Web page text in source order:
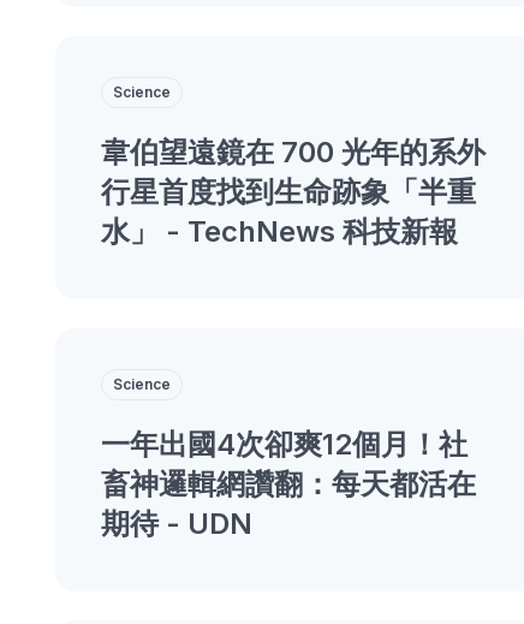
Science
韋伯望遠鏡在 700 光年的系外
行星首度找到生命跡象「半重
水」 - TechNews 科技新報
Science
一年出國4次卻爽12個月！社
畜神邏輯網讚翻：每天都活在
期待 - UDN